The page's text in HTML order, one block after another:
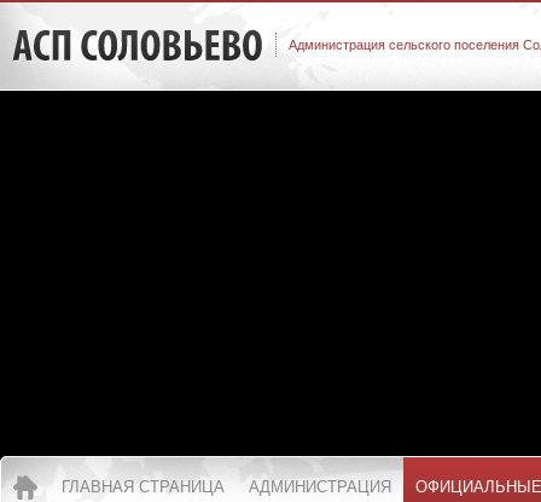
Администрация сельского поселения
ГЛАВНАЯ СТРАНИЦА АДМИНИСТРАЦИЯ